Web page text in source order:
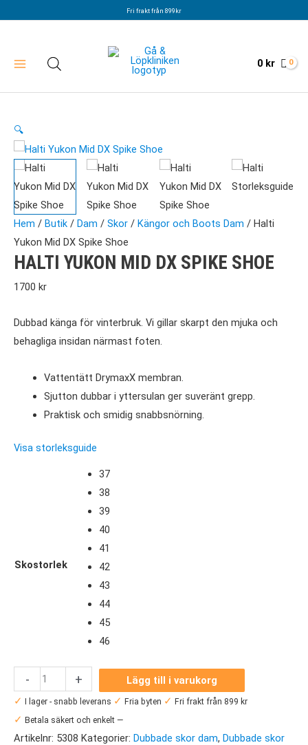
Fri frakt från 899kr
0 kr
🔍
Hem / Butik / Dam / Skor / Kängor och Boots Dam / Halti
Yukon Mid DX Spike Shoe
HALTI YUKON MID DX SPIKE SHOE
1700 kr
Dubbad känga för vinterbruk. Vi gillar skarpt den mjuka och
behagliga insidan närmast foten.
Vattentätt DrymaxX membran.
Sjutton dubbar i yttersulan ger suveränt grepp.
Praktisk och smidig snabbsnörning.
Visa storleksguide
Skostorlek
37
38
39
40
41
42
43
44
45
46
-
Yukon
+
Lägg till i varukorg
✓
I lager - snabb leverans ✓ Fria byten ✓ Fri frakt från 899 kr
✓ Betala säkert och enkelt —
Artikelnr: 5308 Kategorier: Dubbade skor dam, Dubbade skor